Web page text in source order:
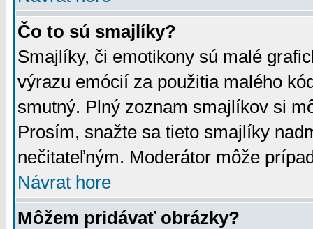
Čo to sú smajlíky?
Smajlíky, či emotikony sú malé
výrazu emócií za použitia malého
smutný. Plný zoznam smajlíkov si
Prosím, snažte sa tieto smajlíky
nečitateľným. Moderátor môže
Návrat hore
Môžem pridávať obrázky?